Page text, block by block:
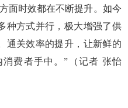
面时效都在不断提升。如今
种方式并行，极大增强了供
通关效率的提升，让新鲜的
费者手中。”（记者 张怡